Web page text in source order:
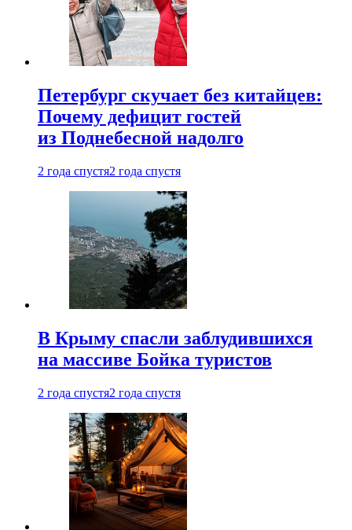
Петербург скучает без китайцев:
Почему дефицит гостей
из Поднебесной надолго
2 года спустя2 года спустя
В Крыму спасли заблудившихся
на массиве Бойка туристов
2 года спустя2 года спустя